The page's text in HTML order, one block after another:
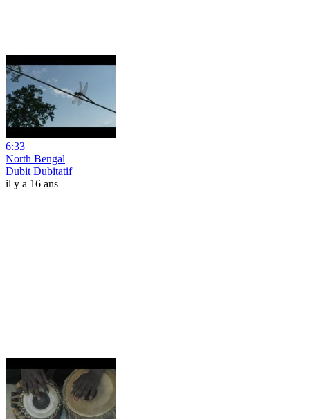
6:33
North Bengal
Dubit Dubitatif
il y a 16 ans